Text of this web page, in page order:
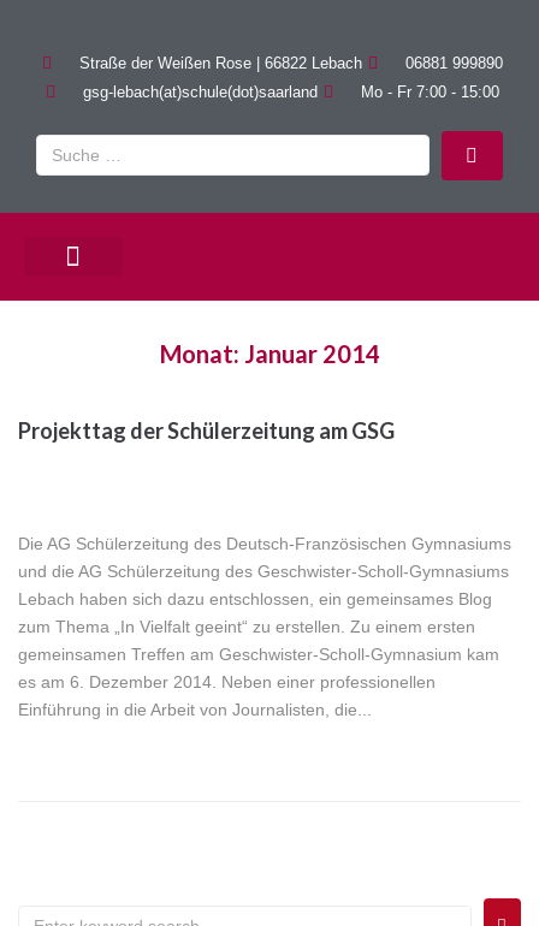
Straße der Weißen Rose | 66822 Lebach
06881 999890
gsg-lebach(at)schule(dot)saarland
Mo - Fr 7:00 - 15:00
Monat: Januar 2014
Projekttag der Schülerzeitung am GSG
Die AG Schülerzeitung des Deutsch-Französischen Gymnasiums
und die AG Schülerzeitung des Geschwister-Scholl-Gymnasiums
Lebach haben sich dazu entschlossen, ein gemeinsames Blog
zum Thema „In Vielfalt geeint“ zu erstellen. Zu einem ersten
gemeinsamen Treffen am Geschwister-Scholl-Gymnasium kam
es am 6. Dezember 2014. Neben einer professionellen
Einführung in die Arbeit von Journalisten, die...